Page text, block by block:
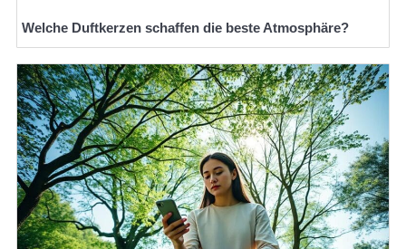
Welche Duftkerzen schaffen die beste Atmosphäre?